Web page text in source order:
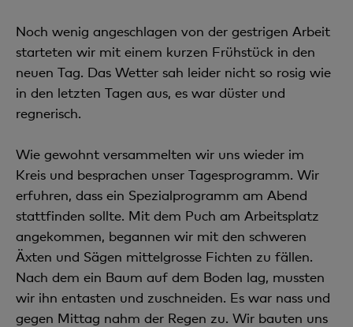
Noch wenig angeschlagen von der gestrigen Arbeit
starteten wir mit einem kurzen Frühstück in den
neuen Tag. Das Wetter sah leider nicht so rosig wie
in den letzten Tagen aus, es war düster und
regnerisch.
Wie gewohnt versammelten wir uns wieder im
Kreis und besprachen unser Tagesprogramm. Wir
erfuhren, dass ein Spezialprogramm am Abend
stattfinden sollte. Mit dem Puch am Arbeitsplatz
angekommen, begannen wir mit den schweren
Äxten und Sägen mittelgrosse Fichten zu fällen.
Nach dem ein Baum auf dem Boden lag, mussten
wir ihn entasten und zuschneiden. Es war nass und
gegen Mittag nahm der Regen zu. Wir bauten uns